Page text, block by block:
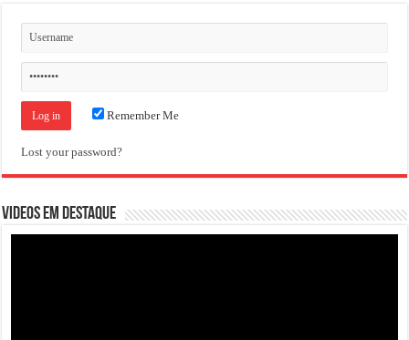
Remember Me
Lost your password?
VIDEOS EM DESTAQUE